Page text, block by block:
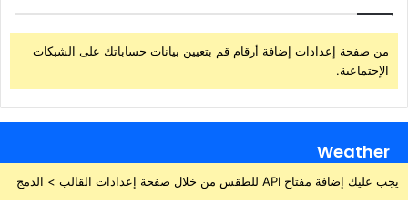
من صفحة إعدادات إضافة أرقام قم بتعيين بيانات حساباتك على الشبكات
الإجتماعية.
Weather
يجب عليك إضافة مفتاح API للطقس من خلال صفحة إعدادات القالب > الدمج